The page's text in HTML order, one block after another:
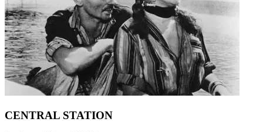
CENTRAL STATION